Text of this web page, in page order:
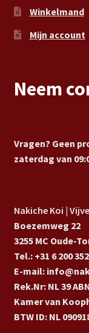
Winkelmand
Mijn account
Neem
Vragen? Geen
zaterdag van
Nakiche Koi |
Boezemweg 22
3255 MC Oude-
Tel.: +31 6 200
E-mail:
Rek.Nr: NL 39
Kamer van
BTW ID: NL